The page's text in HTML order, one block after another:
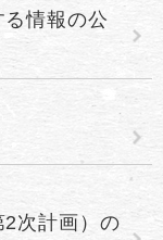
情報の公
次計画）の